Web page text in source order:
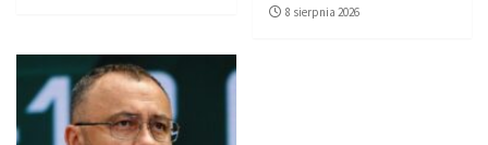
8 sierpnia 2026